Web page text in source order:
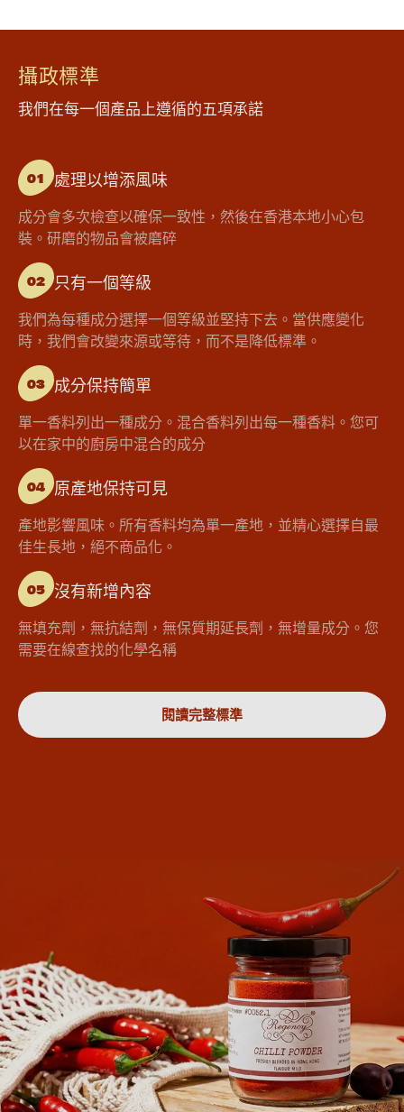
攝政標準
我們在每一個產品上遵循的五項承諾
01 處理以增添風味
成分會多次檢查以確保一致性，然後在香港本地小心包
裝。研磨的物品會被磨碎
02 只有一個等級
我們為每種成分選擇一個等級並堅持下去。當供應變化
時，我們會改變來源或等待，而不是降低標準。
03 成分保持簡單
單一香料列出一種成分。混合香料列出每一種香料。您可
以在家中的廚房中混合的成分
04 原產地保持可見
產地影響風味。所有香料均為單一產地，並精心選擇自最
佳生長地，絕不商品化。
05 沒有新增內容
無填充劑，無抗結劑，無保質期延長劑，無增量成分。您
需要在線查找的化學名稱
閱讀完整標準